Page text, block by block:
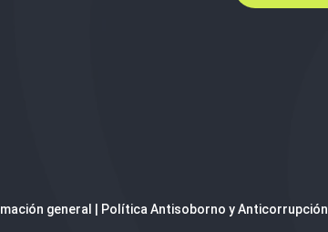
general Política Antisoborno y Anticorrupción